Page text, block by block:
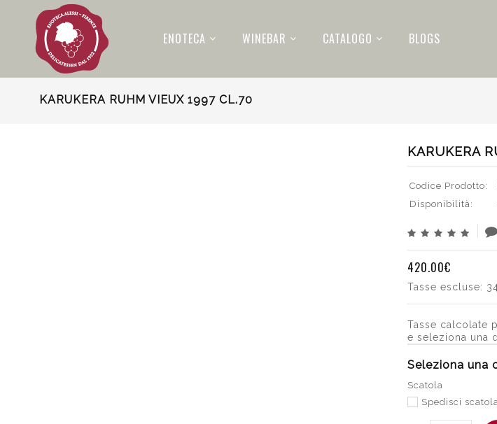
ENOTECA WINEBAR CATALOGO BLOGS
KARUKERA RUHM VIEUX 1997 CL.70
KARUKERA
Codice Prodotto:
Disponibilità:
420.00€
Tasse escluse:
Tasse calcolate
e seleziona una
Seleziona una
Scatola
Spedisci